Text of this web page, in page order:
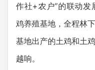
作社+农户”的联动发
鸡养殖基地，全程林
基地出产的土鸡和土
越响。